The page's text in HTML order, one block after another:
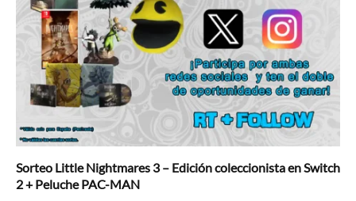
Sorteo Little Nightmares 3 – Edición coleccionista en Switch
2 + Peluche PAC-MAN